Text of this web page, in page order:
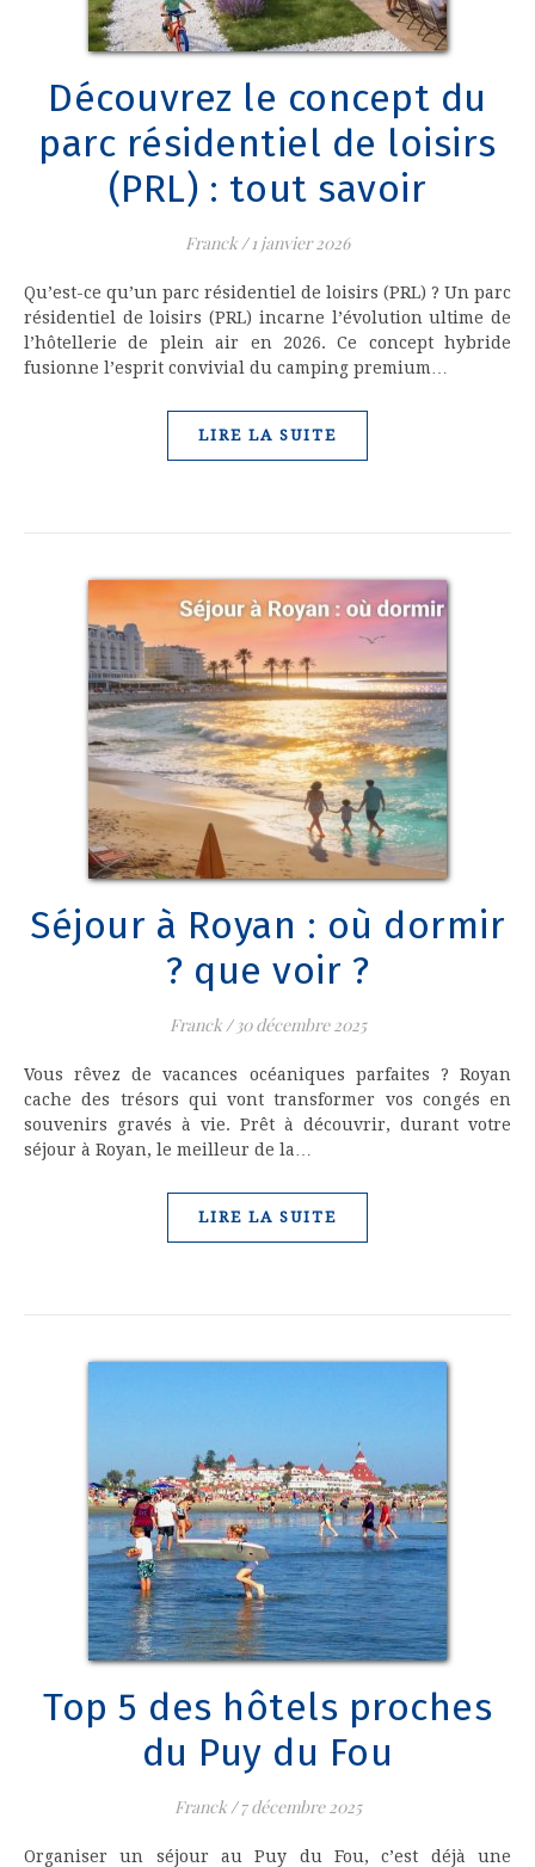
Découvrez le concept du
parc résidentiel de loisirs
(PRL) : tout savoir
Franck/ 1 janvier 2026
Qu’est-ce qu’un parc résidentiel de loisirs (PRL) ? Un parc
résidentiel de loisirs (PRL) incarne l’évolution ultime de
l’hôtellerie de plein air en 2026. Ce concept hybride
fusionne l’esprit convivial du camping premium…
LIRE LA SUITE
Séjour à Royan : où dormir
? que voir ?
Franck/ 30 décembre 2025
Vous rêvez de vacances océaniques parfaites ? Royan
cache des trésors qui vont transformer vos congés en
souvenirs gravés à vie. Prêt à découvrir, durant votre
séjour à Royan, le meilleur de la…
LIRE LA SUITE
Top 5 des hôtels proches
du Puy du Fou
Franck/ 7 décembre 2025
Organiser un séjour au Puy du Fou, c’est déjà une